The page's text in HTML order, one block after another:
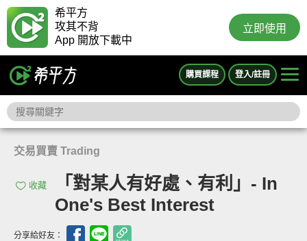
希平方
攻其不背
App 開放下載中
立即使用
購買課程 登入/註冊
交易買賣 Trading
收藏
「對某人有好處、有利」- In
One's Best Interest
分享給好友：